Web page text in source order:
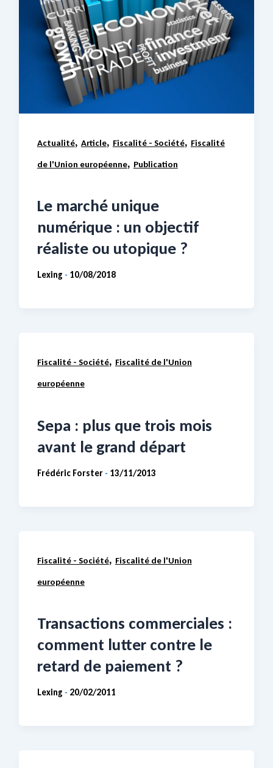
Actualité, Article, Fiscalité - Société, Fiscalité
de l'Union européenne, Publication
Le marché unique
numérique : un objectif
réaliste ou utopique ?
Lexing - 10/08/2018
Fiscalité - Société, Fiscalité de l'Union
européenne
Sepa : plus que trois mois
avant le grand départ
Frédéric Forster - 13/11/2013
Fiscalité - Société, Fiscalité de l'Union
européenne
Transactions commerciales :
comment lutter contre le
retard de paiement ?
Lexing - 20/02/2011